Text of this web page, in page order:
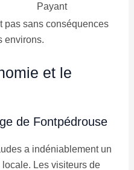
Payant
pas sans conséquences
environs.
et le
de Fontpédrouse
a indéniablement un
locale. Les visiteurs de